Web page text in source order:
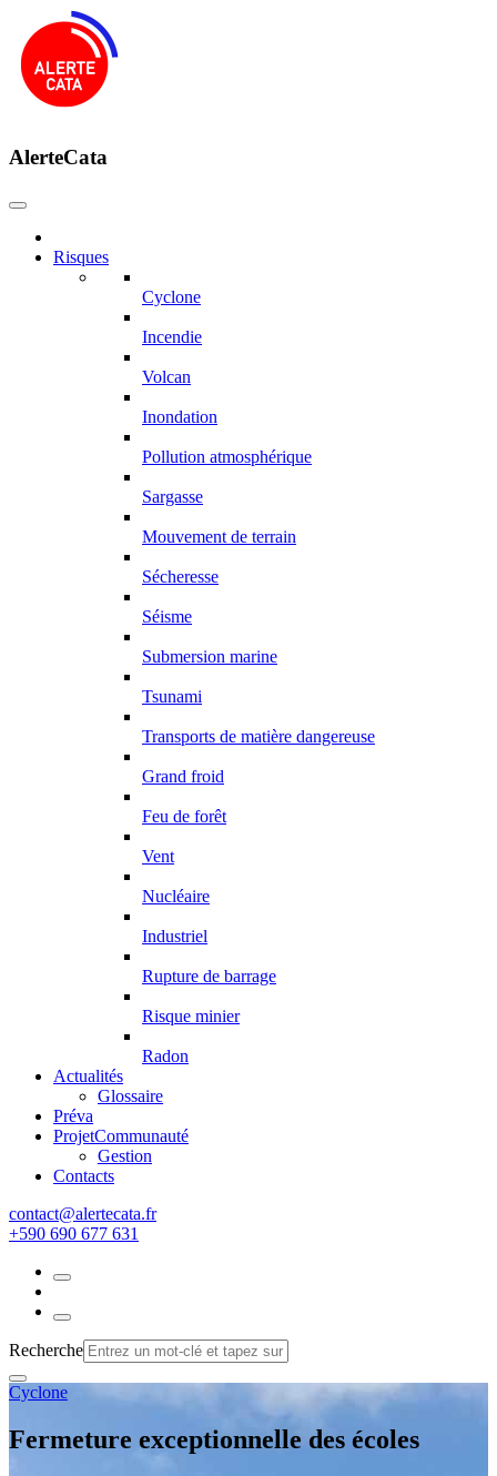
AlerteCata
Risques
Cyclone
Incendie
Volcan
Inondation
Pollution atmosphérique
Sargasse
Mouvement de terrain
Sécheresse
Séisme
Submersion marine
Tsunami
Transports de matière dangereuse
Grand froid
Feu de forêt
Vent
Nucléaire
Industriel
Rupture de barrage
Risque minier
Radon
Actualités
Glossaire
Préva
ProjetCommunauté
Gestion
Contacts
rf.atacetrela@tcatnoc
+590 690 677 631
Recherche
Cyclone
Fermeture exceptionnelle des écoles